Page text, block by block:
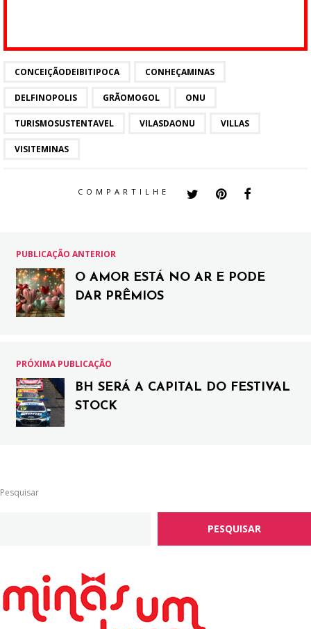
CONCEIÇÃODEIBITIPOCA CONHEÇAMINAS
DELFINOPOLIS GRÃOMOGOL ONU
TURISMOSUSTENTAVEL VILASDAONU VILLAS
VISITEMINAS
COMPARTILHE
PUBLICAÇÃO ANTERIOR
O AMOR ESTÁ NO AR E PODE
DAR PRÊMIOS
PRÓXIMA PUBLICAÇÃO
BH SERÁ A CAPITAL DO FESTIVAL
STOCK
Pesquisar
PESQUISAR